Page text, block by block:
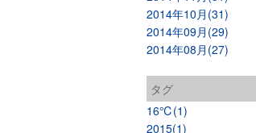
2014年10月(31)
2014年09月(29)
2014年08月(27)
タグ
16℃(1)
2015(1)